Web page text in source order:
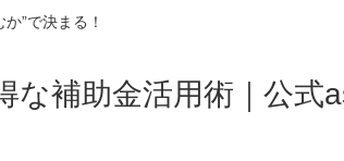
”で決まる！
な補助金活用術｜公式